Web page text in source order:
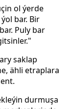
ol ýerde
bar. Bir
Puly bar
saklap
ähli etraplara
durmuşa